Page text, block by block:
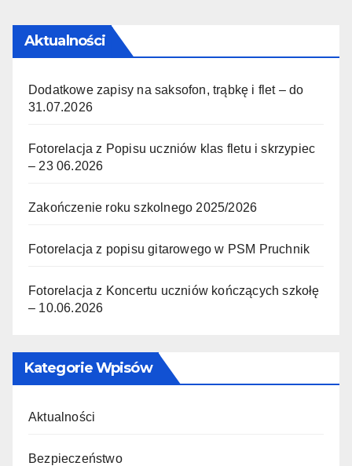
Aktualności
Dodatkowe zapisy na saksofon, trąbkę i flet – do
31.07.2026
Fotorelacja z Popisu uczniów klas fletu i skrzypiec
– 23 06.2026
Zakończenie roku szkolnego 2025/2026
Fotorelacja z popisu gitarowego w PSM Pruchnik
Fotorelacja z Koncertu uczniów kończących szkołę
– 10.06.2026
Kategorie Wpisów
Aktualności
Bezpieczeństwo